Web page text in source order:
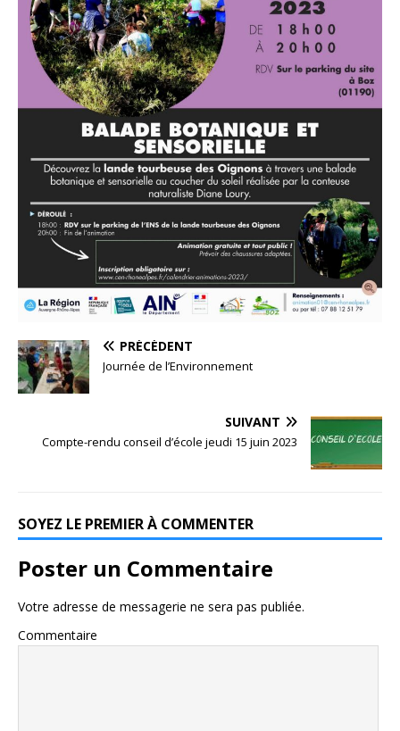
PRÉCÉDENT
Journée de l’Environnement
SUIVANT
Compte-rendu conseil d’école jeudi 15 juin 2023
SOYEZ LE PREMIER À COMMENTER
Poster un Commentaire
Votre adresse de messagerie ne sera pas publiée.
Commentaire